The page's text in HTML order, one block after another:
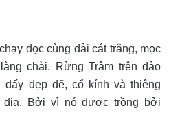
dọc cùng dải cát trắng, mọc
chài. Rừng Trâm trên đảo
đẹp đẽ, cổ kính và thiêng
địa. Bởi vì nó được trồng bởi